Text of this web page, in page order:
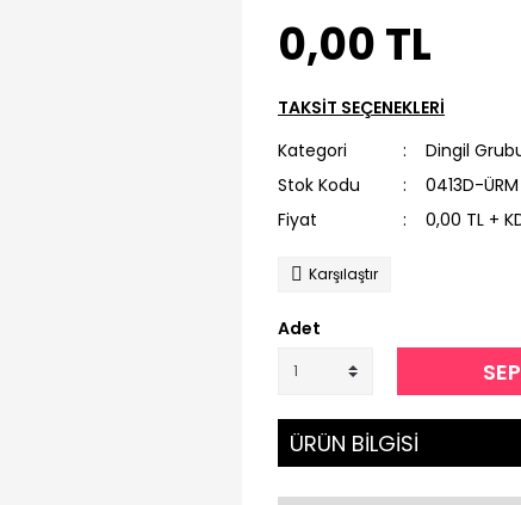
0,00 TL
TAKSİT SEÇENEKLERİ
Kategori
Dingil
Stok Kodu
0413D-ÜRM
Fiyat
0,00 TL +
Karşılaştır
Adet
ÜRÜN BİLGİSİ